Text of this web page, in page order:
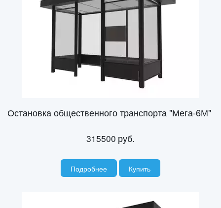
Остановка общественного транспорта "Мега-6М"
315500 руб.
Подробнее Купить